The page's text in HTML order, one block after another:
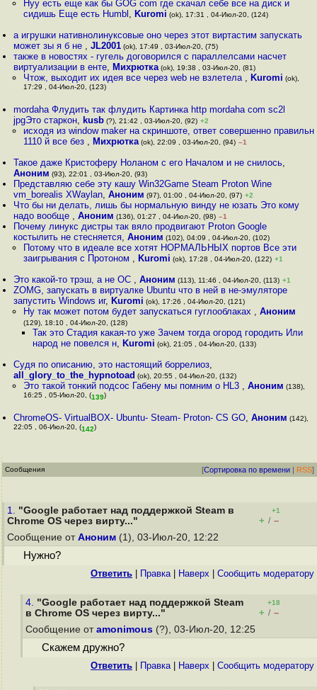
Нуу есть еще как бы GOG com где скачал себе все на диск и
сидишь Еще есть Humbl , Kuromi (ok), 17:31 , 04-Июл-20, (124)
а игрушки нативнолинуксовые оно через этот виртастим запускать
может зы я б не ,JL2001 (ok), 17:49 , 03-Июл-20, (75)
также в новостях - гугель договорился с параллелсами насчет
виртуализации в енте, Михрютка (ok), 19:38 , 03-Июл-20, (81)
Чтож, выходит их идея все через web не взлетела , Kuromi (ok),
17:29 , 04-Июл-20, (123)
mordaha Флудить так флудить Картинка http mordaha com sc2l
jpgЭто старкон, kusb (?), 21:42 , 03-Июл-20, (92) +2
исходя из window maker на скриншоте, ответ совершенно правильн
1110 й все без , Михрютка(ok), 22:09 , 03-Июл-20, (94) –1
Такое даже Кристоферу Ноланом с его Началом и не снилось,
Аноним (93), 22:01 , 03-Июл-20, (93)
Представляю себе эту кашу Win32Game Steam Proton Wine
vm_borealis XWaylan,Аноним (97), 01:00 , 04-Июл-20, (97) +2
Что бы ни делать, лишь бы нормальную винду не юзать Это кому
надо вообще ,Аноним (136), 01:27 , 04-Июл-20, (98) –1
Почему линукс дистры так вяло продвигают Proton Google
костылить не стесняется,Аноним (102), 04:09 , 04-Июл-20, (102)
Потому что в идеале все хотят НОРМАЛЬНЫХ портов Все эти
заигрывания с Протоном , Kuromi (ok), 17:28 , 04-Июл-20, (122) +1
Это какой-то трэш, а не ОС ,Аноним (113), 11:46 , 04-Июл-20, (113) +1
ZOMG, запускать в виртуалке Ubuntu что в ней в не-эмуляторе
запустить Windows иг, Kuromi (ok), 17:26 , 04-Июл-20, (121)
Ну так может потом будет запускаться гуглооблаках , Аноним
(129), 18:10 , 04-Июл-20, (128)
Так это Стадия какая-то уже Зачем тогда огород городить Или
народ не повелся н, Kuromi (ok), 21:05 , 04-Июл-20, (133)
Судя по описанию, это настоящий боррелиоз,
all_glory_to_the_hypnotoad (ok), 20:55 , 04-Июл-20, (132)
Это такой тонкий подсос Габену мы помним о HL3 , Аноним (138),
16:25 , 05-Июл-20, (139)
ChromeOS- VirtualBOX- Ubuntu- Steam- Proton- CS GO,Аноним (142),
22:05 , 06-Июл-20, (142)
Сообщения [Сортировка по времени | RSS]
1. "Google работает над поддержкой Steam в
Chrome OS через вирту..."
+1
+ / –
Сообщение от Аноним (1), 03-Июл-20, 12:22
Нужно?
Ответить Правка| Наверх Cообщить модератору
4. "Google работает над поддержкой Steam
в Chrome OS через вирту..."
+18
+ / –
Сообщение от amonimous (?), 03-Июл-20, 12:25
Скажем дружно?
Ответить Правка| Наверх Cообщить модератору